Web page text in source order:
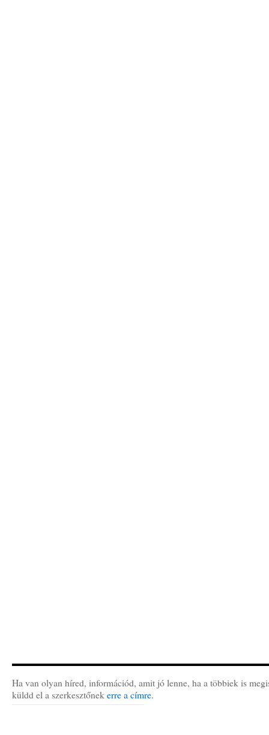
Ha van olyan híred, információd, amit jó lenne, ha a többiek is
küldd el a szerkesztőnek erre a címre.